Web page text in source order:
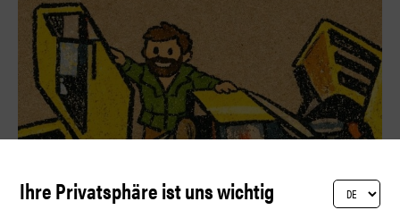
Ihre Privatsphäre ist uns wichtig